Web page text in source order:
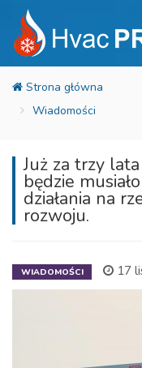
Wiadomości
Już za trzy
będzie
działania na
rozwoju.
WIADOMOŚCI 17